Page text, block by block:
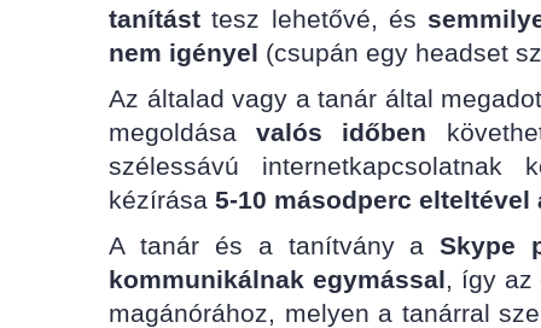
tanítást tesz lehetővé, és
nem igényel (csupán egy headset
Az általad vagy a tanár által
megoldásavalós időben
szélessávú internetkapcsolatnak
kézírása 5-10 másodperc
A tanár és a tanítvány aSkype
kommunikálnak egymással, így az
magánórához, melyen a tanárral